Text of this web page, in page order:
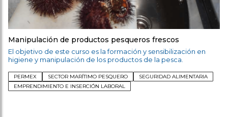
Manipulación de productos pesqueros frescos
El objetivo de este curso es la formación y sensibilización en
higiene y manipulación de los productos de la pesca.
PERMEX SECTOR MARÍTIMO PESQUERO
SEGURIDAD ALIMENTARIA
EMPRENDIMIENTO E INSERCIÓN LABORAL